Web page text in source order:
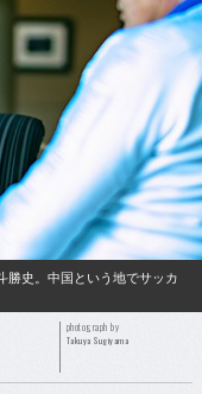
勝史。中国という地でサッカ
photograph by
Takuya Sugiyama